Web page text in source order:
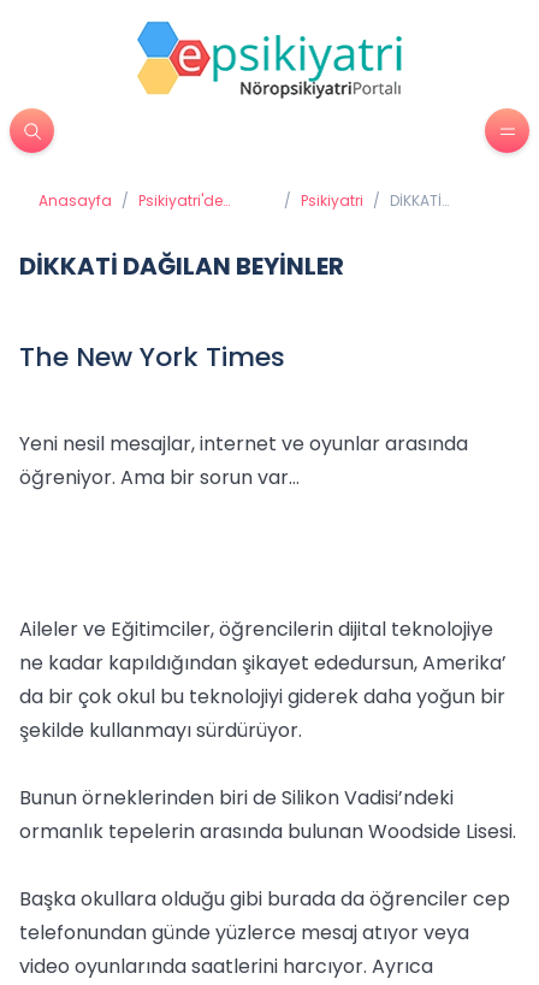
Anasayfa / Psikiyatri'de
/ Psikiyatri / DİKKATİ
DİKKATİ DAĞILAN BEYİNLER
The New York Times
Yeni nesil mesajlar, internet ve oyunlar arasında
öğreniyor. Ama bir sorun var…
Aileler ve Eğitimciler, öğrencilerin dijital teknolojiye
ne kadar kapıldığından şikayet ededursun, Amerika’
da bir çok okul bu teknolojiyi giderek daha yoğun bir
şekilde kullanmayı sürdürüyor.
Bunun örneklerinden biri de Silikon Vadisi’ndeki
ormanlık tepelerin arasında bulunan Woodside Lisesi.
Başka okullara olduğu gibi burada da öğrenciler cep
telefonundan günde yüzlerce mesaj atıyor veya
video oyunlarında saatlerini harcıyor. Ayrıca